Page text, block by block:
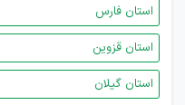
استان فارس
استان قزوین
استان گیلان